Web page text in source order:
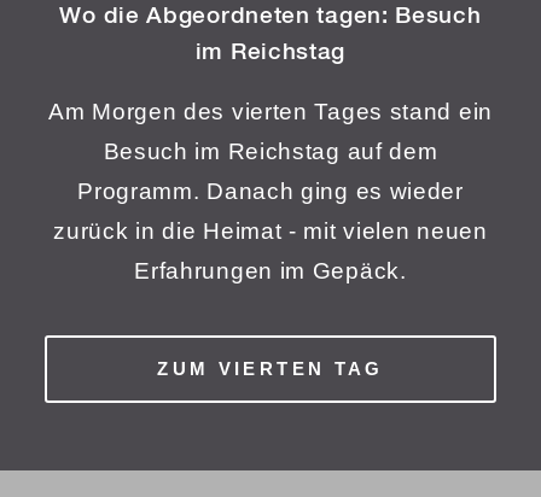
Wo die Abgeordneten tagen: Besuch
im Reichstag
Am Morgen des vierten Tages stand ein
Besuch im Reichstag auf dem
Programm. Danach ging es wieder
zurück in die Heimat - mit vielen neuen
Erfahrungen im Gepäck.
ZUM VIERTEN TAG